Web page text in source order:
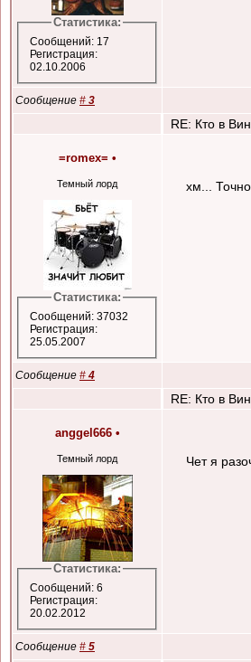
Статистика:
Сообщений: 17
Регистрация:
02.10.2006
Сообщение # 3
RE: Кто в
=romex= •
Темный лорд
Статистика:
Сообщений: 37032
Регистрация:
25.05.2007
хм...
Сообщение # 4
RE: Кто в
anggel666 •
Темный лорд
Статистика:
Сообщений: 6
Регистрация:
20.02.2012
Чет я
Сообщение # 5